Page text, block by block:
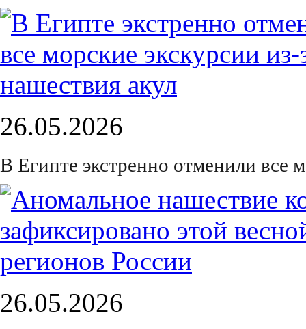
26.05.2026
В Египте экстренно отменили все
26.05.2026